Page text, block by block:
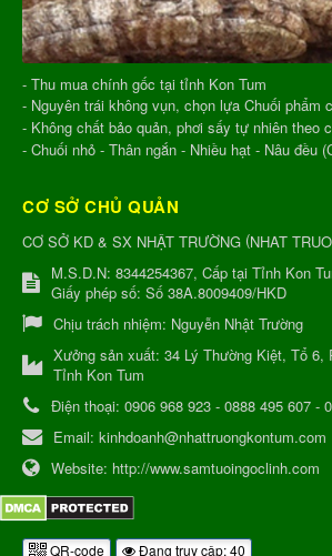
- Thu mua chính gốc tại tỉnh Kon Tum
- Nguyên trái không vụn, chọn lựa Chuối phẩm
- Không chất bảo quản, phơi sấy tự nhiên theo
- Chuối nhỏ - Thân ngắn - Nhiều hạt - Nâu đều
CƠ SỞ CHỦ QUẢN
CƠ SỞ KD & SX NHẬT TRƯỜNG (NHAT
M.S.D.N: 8344254367, Cấp tại Tỉnh Kon
Giấy phép số: Số 38A.8009409/HKD
Chịu trách nhiệm: Nguyễn Nhật Trường
Xưởng sản xuất: 34 Lý Thường Kiệt, Tổ 6,
Tỉnh Kon Tum
Điện thoại: 0906 968 923 - 0888 495 607 -
Email: kinhdoanh@nhattruongkontum.com
Website: http://www.samtuoingoclinh.com
QR-code Đang truy cập: 40